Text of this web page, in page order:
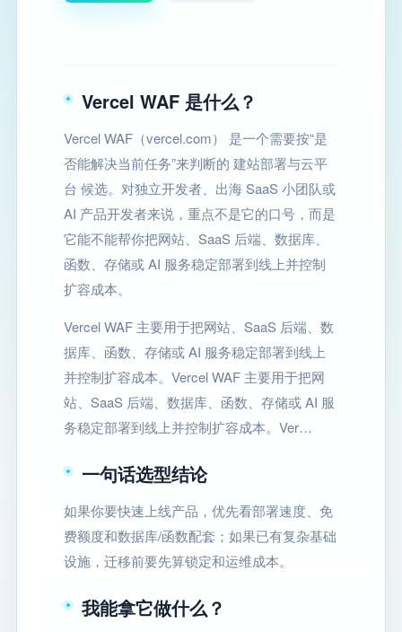
Vercel WAF 是什么？
Vercel WAF（vercel.com） 是一个需要按“是
否能解决当前任务”来判断的 建站部署与云平
台 候选。对独立开发者、出海 SaaS 小团队或
AI 产品开发者来说，重点不是它的口号，而是
它能不能帮你把网站、SaaS 后端、数据库、
函数、存储或 AI 服务稳定部署到线上并控制
扩容成本。
Vercel WAF 主要用于把网站、SaaS 后端、数
据库、函数、存储或 AI 服务稳定部署到线上
并控制扩容成本。Vercel WAF 主要用于把网
站、SaaS 后端、数据库、函数、存储或 AI 服
务稳定部署到线上并控制扩容成本。Ver…
一句话选型结论
如果你要快速上线产品，优先看部署速度、免
费额度和数据库/函数配套；如果已有复杂基础
设施，迁移前要先算锁定和运维成本。
我能拿它做什么？